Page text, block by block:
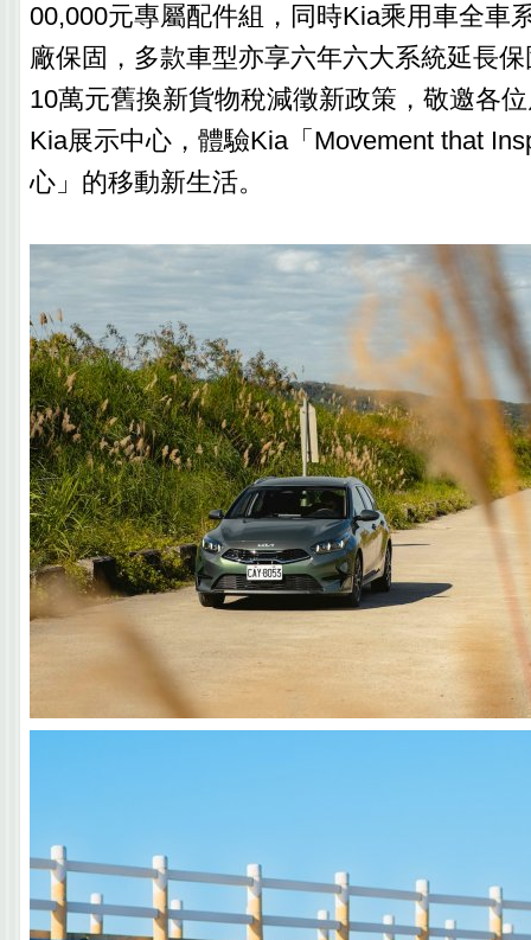
00,000元專屬配件組，同時Kia乘用車全車
廠保固，多款車型亦享六年六大系統延長
10萬元舊換新貨物稅減徵新政策，敬邀各
Kia展示中心，體驗Kia「Movement that
心」的移動新生活。